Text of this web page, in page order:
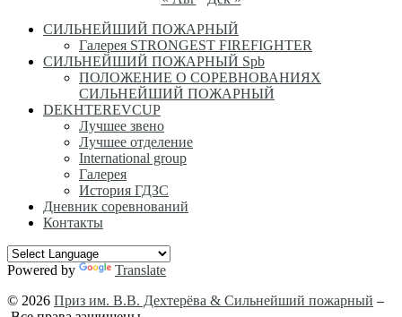
СИЛЬНЕЙШИЙ ПОЖАРНЫЙ
Галерея STRONGEST FIREFIGHTER
СИЛЬНЕЙШИЙ ПОЖАРНЫЙ Spb
ПОЛОЖЕНИЕ О СОРЕВНОВАНИЯХ
СИЛЬНЕЙШИЙ ПОЖАРНЫЙ
DEKHTEREVCUP
Лучшее звено
Лучшее отделение
International group
Галерея
История ГДЗС
Дневник соревнований
Контакты
Powered by
Translate
© 2026 Приз им. В.В. Дехтерёва & Сильнейший пожарный –